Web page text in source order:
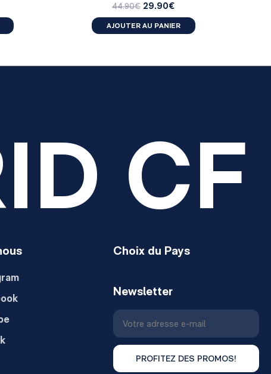
44.90€ 29.90€
AJOUTER AU PANIER
CF
Choix du Pays
Newsletter
PROFITEZ DES PROMOS!